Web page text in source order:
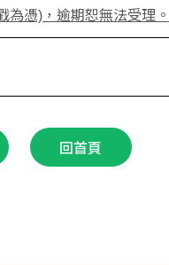
為憑)，逾期恕無法受理。
回首頁